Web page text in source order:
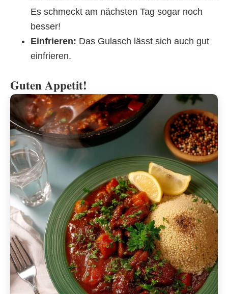
Es schmeckt am nächsten Tag sogar noch
besser!
Einfrieren: Das Gulasch lässt sich auch gut
einfrieren.
Guten Appetit!